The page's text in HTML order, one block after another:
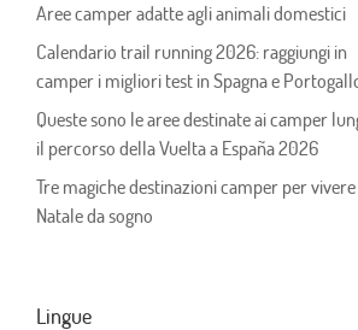
Aree camper adatte agli animali domestici
Calendario trail running 2026: raggiungi in
camper i migliori test in Spagna e
Queste sono le aree destinate ai camper
il percorso della Vuelta a España 2026
Tre magiche destinazioni camper per
Natale da sogno
Lingue